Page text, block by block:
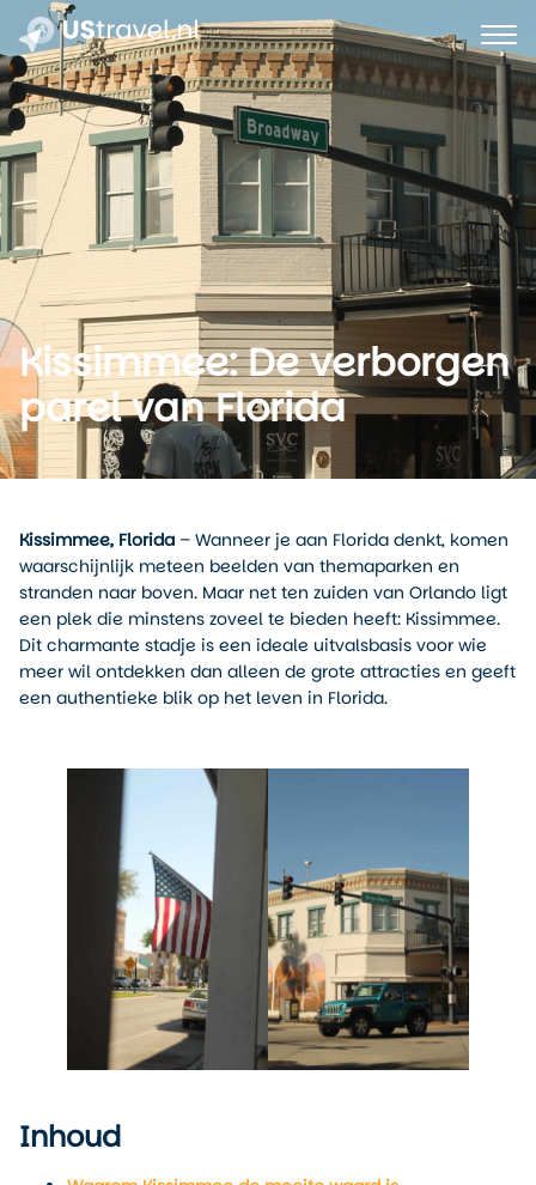
Kissimmee: De verborgen
parel van Florida
Kissimmee, Florida – Wanneer je aan Florida denkt, komen
waarschijnlijk meteen beelden van themaparken en
stranden naar boven. Maar net ten zuiden van Orlando ligt
een plek die minstens zoveel te bieden heeft: Kissimmee.
Dit charmante stadje is een ideale uitvalsbasis voor wie
meer wil ontdekken dan alleen de grote attracties en geeft
een authentieke blik op het leven in Florida.
Inhoud